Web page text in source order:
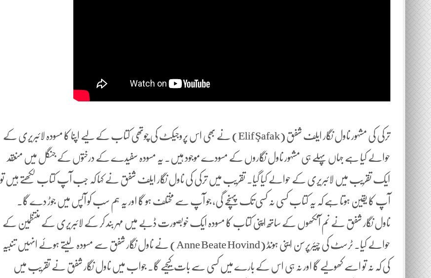
ترکی کی مشہور ناول نگار ایلف شفق (Elif Şafak) نے بھی اس پروجیکٹ کی چوتھی کتاب کے لیے اپنا کا مسودہ لائبریری کے
حوالے کیا ہے جہاں پہلے ہی مشہور ناول نگاروں کے مسودے موجود ہیں۔ یہ مسودہ سفیدے کے درختوں کے جنگل میں منعقد
ایک تقریب میں لائبریری کے حوالے کیا گیا۔ تقریب میں ترکی کی ناول نگار ایلف شفق نے کہا کہ جب آپ کتاب لکھتے ہیں تو
آپ کا یقین ہوتا ہے کہ یہ کتاب کسی نہ کسی تک پہنچے گی، جو آپ سے مختلف ہو گا اور یہ ہم سب کو آپس میں جوڑ دے گا۔
ناول نگار شفق نے نم آنکھوں کے ساتھ اپنی کتاب کا مسودہ ایک خوبصورت ڈبے میں مہر بند کر کے لائبریری کے منتظمین کے
حوالے کیا۔ ٹرسٹ کی چیئرپرسن اینی ہونڈ (Anne Beate Hovind) نے ناول نگار شفق سے مسودہ لیتے ہوئے انہیں تنبیہ
کی کہ نہ تو اسے کھولیے گا اور نہ ہی اس کے بارے میں کسی سے بات کیجیے گا۔ جواب میں ناول نگار شفق نے تقریب میں